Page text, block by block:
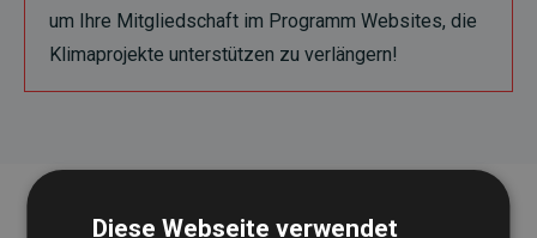
um Ihre Mitgliedschaft im Programm Websites, die
Klimaprojekte unterstützen zu verlängern!
Diese Webseite verwendet